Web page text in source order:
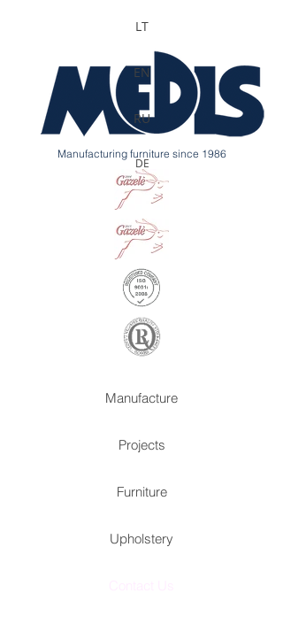
Manufacturing furniture since 1986
LT
EN
RU
DE
Manufacture
Projects
Furniture
Upholstery